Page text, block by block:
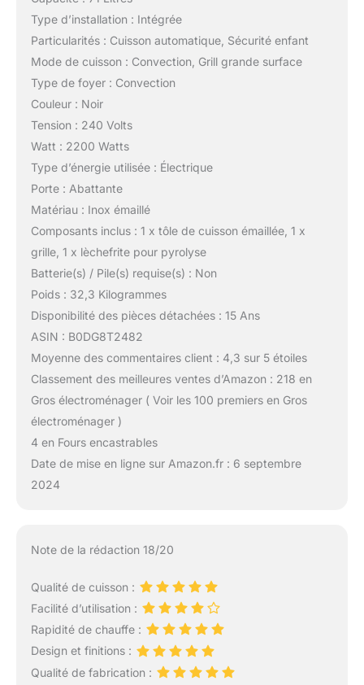
Type d’installation : Intégrée
Particularités : Cuisson automatique, Sécurité enfant
Mode de cuisson : Convection, Grill grande surface
Type de foyer : Convection
Couleur : Noir
Tension : 240 Volts
Watt : 2200 Watts
Type d’énergie utilisée : Électrique
Porte : Abattante
Matériau : Inox émaillé
Composants inclus : 1 x tôle de cuisson émaillée, 1 x
grille, 1 x lèchefrite pour pyrolyse
Batterie(s) / Pile(s) requise(s) : Non
Poids : 32,3 Kilogrammes
Disponibilité des pièces détachées : 15 Ans
ASIN : B0DG8T2482
Moyenne des commentaires client : 4,3 sur 5 étoiles
Classement des meilleures ventes d’Amazon : 218 en
Gros électroménager ( Voir les 100 premiers en Gros
électroménager )
4 en Fours encastrables
Date de mise en ligne sur Amazon.fr : 6 septembre
2024
Note de la rédaction 18/20
Qualité de cuisson :
Facilité d’utilisation :
Rapidité de chauffe :
Design et finitions :
Qualité de fabrication :